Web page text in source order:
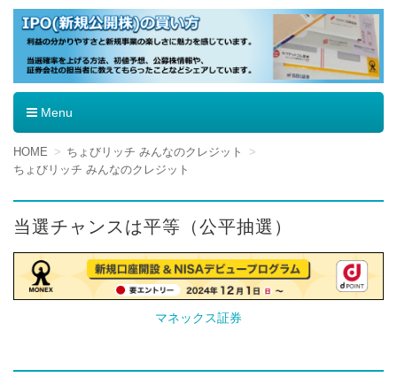
IPO（新規公開株）の買い方
Menu
コ
ン
ン
ツ
へ
移
動
HOME
ちょびリッチ みんなのクレジット
ちょびリッチ みんなのクレジット
当選チャンスは平等（公平抽選）
マネックス証券